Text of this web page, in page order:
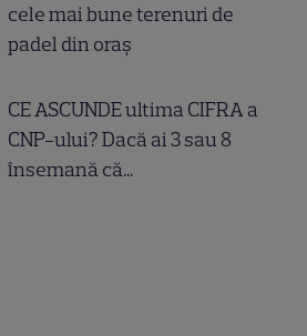
cele mai bune terenuri de
padel din oraș
CE ASCUNDE ultima CIFRA a
CNP-ului? Dacă ai 3 sau 8
însemană că...